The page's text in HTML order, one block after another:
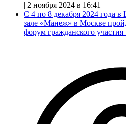
| 2 ноября 2024 в 16:41
С 4 по 8 декабря 2024 года
зале «Манеж» в Москве
форум гражданского